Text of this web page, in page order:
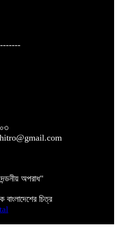
অপরাধ"
চিত্র